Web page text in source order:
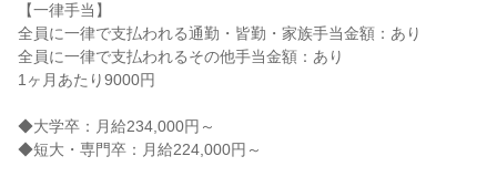
【一律手当】
全員に一律で支払われる通勤・皆勤・家族手当金額：あり
全員に一律で支払われるその他手当金額：あり
1ヶ月あたり9000円
◆大学卒：月給234,000円～
◆短大・専門卒：月給224,000円～